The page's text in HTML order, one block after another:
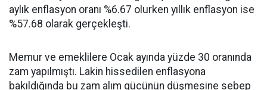
aylık enflasyon oranı %6.67 olurken yıllık enflasyon ise
%57.68 olarak gerçekleşti.
Memur ve emeklilere Ocak ayında yüzde 30 oranında
zam yapılmıştı. Lakin hissedilen enflasyona
bakıldığında bu zam alım gücünün düşmesine sebep